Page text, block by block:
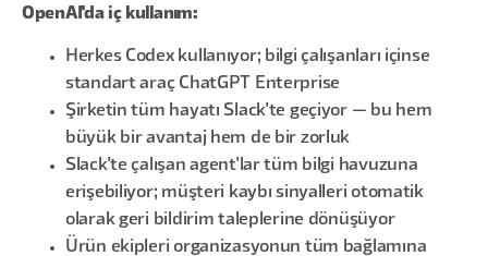
OpenAI'da iç kullanım:
Herkes Codex kullanıyor; bilgi çalışanları içinse
standart araç ChatGPT Enterprise
Şirketin tüm hayatı Slack'te geçiyor — bu hem
büyük bir avantaj hem de bir zorluk
Slack'te çalışan agent'lar tüm bilgi havuzuna
erişebiliyor; müşteri kaybı sinyalleri otomatik
olarak geri bildirim taleplerine dönüşüyor
Ürün ekipleri organizasyonun tüm bağlamına